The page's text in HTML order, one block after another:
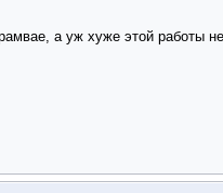
а уж хуже этой работы